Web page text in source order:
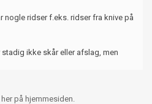
ridser f.eks. ridser fra knive på
ikke skår eller afslag, men
på hjemmesiden.